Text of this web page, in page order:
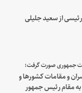
از سعید جلیلی
جمهوری صورت گرفت؛
90 تن از سران و مقامات کشورها و
مقام رئیس جمهور